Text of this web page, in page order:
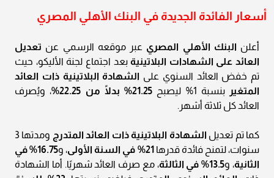
أسعار الفائدة الجديدة في البنك الأهلي المصري
أعلن البنك الأهلي المصري عبر موقعه الرسمي عن تعديل
العائد على الشهادات البلاتينيةبعد اجتماع لجنة الأليكو، حيث
تم خفض العائد السنوي على الشهادة البلاتينية ذات العائد
المتغير بنسبة 1% ليصبح 21.25% بدلًا من 22.25%
، ويُصرف
العائد كل ثلاثة أشهر.
كما تم تعديل الشهادة البلاتينية ذات العائد المتدرج
ومدتها 3
سنوات، لتمنح فائدة قدرها 21% في السنة الأولى ، و
16.75% في
الثانية، و13.5% في الثالثة
، مع صرف العائد شهريًا. أما الشهادة